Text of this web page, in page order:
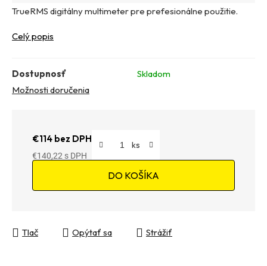
TrueRMS digitálny multimeter pre prefesionálne použitie.
Celý popis
Dostupnosť
Skladom
Možnosti doručenia
€114 bez DPH
€140,22
DO KOŠÍKA
Tlač Opýtať sa Strážiť